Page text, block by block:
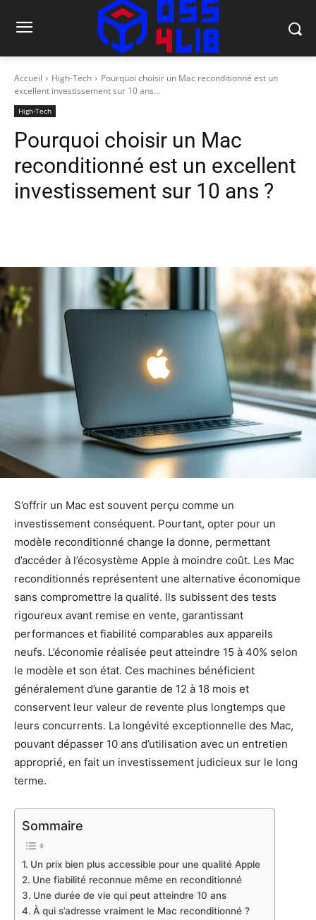
Accueil High-Tech
Pourquoi choisir un Mac reconditionné est un
excellent investissement sur 10 ans...
High-Tech
Pourquoi choisir un Mac
reconditionné est un excellent
investissement sur 10 ans ?
S’offrir un Mac est souvent perçu comme un
investissement conséquent. Pourtant, opter pour un
modèle reconditionné change la donne, permettant
d’accéder à l’écosystème Apple à moindre coût. Les Mac
reconditionnés représentent une alternative économique
sans compromettre la qualité. Ils subissent des tests
rigoureux avant remise en vente, garantissant
performances et fiabilité comparables aux appareils
neufs. L’économie réalisée peut atteindre 15 à 40% selon
le modèle et son état. Ces machines bénéficient
généralement d’une garantie de 12 à 18 mois et
conservent leur valeur de revente plus longtemps que
leurs concurrents. La longévité exceptionnelle des Mac,
pouvant dépasser 10 ans d’utilisation avec un entretien
approprié, en fait un investissement judicieux sur le long
terme.
Sommaire
Un prix bien plus accessible pour une qualité Apple
Une fiabilité reconnue même en reconditionné
Une durée de vie qui peut atteindre 10 ans
À qui s’adresse vraiment le Mac reconditionné ?